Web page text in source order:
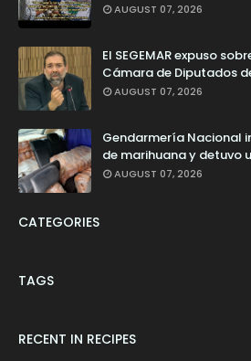
AUGUST 07, 2026
El SEGEMAR expuso
Cámara de Diputados
AUGUST 07, 2026
Gendarmería Nacional
de marihuana y detuvo
AUGUST 07, 2026
CATEGORIES
TAGS
RECENT IN RECIPES